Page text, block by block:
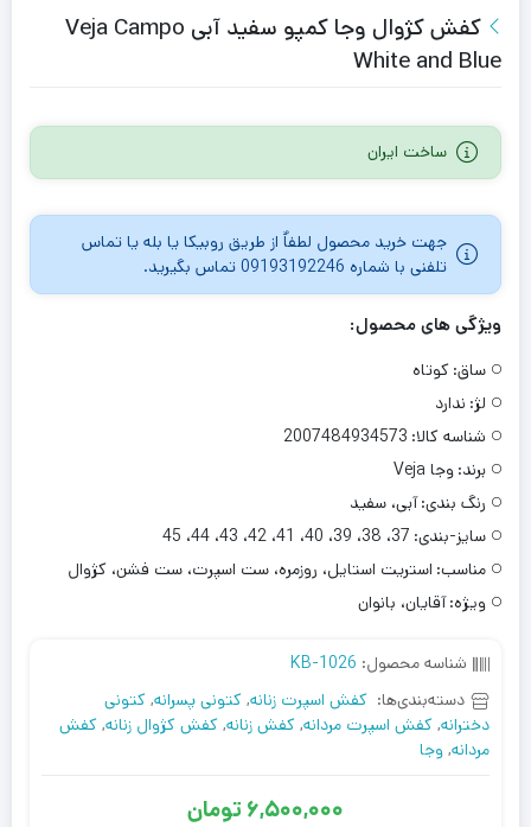
کفش کژوال وجا کمپو سفید آبی Veja Campo
White and Blue
ساخت ایران
جهت خرید محصول لطفاٌ از طریق روبیکا یا بله یا تماس
تلفنی با شماره 09193192246 تماس بگیرید.
ویژگی های محصول:
ساق: کوتاه
لژ: ندارد
شناسه کالا: 2007484934573
برند: وجا Veja
رنگ بندی: آبی، سفید
سایز-بندی: 37، 38، 39، 40، 41، 42، 43، 44، 45
مناسب: استریت استایل، روزمره، ست اسپرت، ست فشن، کژوال
ویژه: آقایان، بانوان
شناسه محصول: KB-1026
دسته‌بندی‌ها: کفش اسپرت زنانه, کتونی پسرانه, کتونی
دخترانه, کفش اسپرت مردانه, کفش زنانه, کفش کژوال زنانه, کفش
مردانه, وجا
6,500,000 تومان